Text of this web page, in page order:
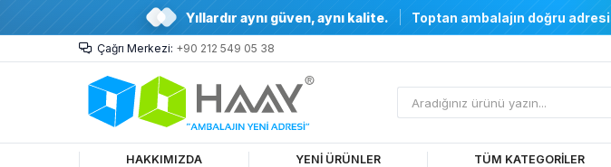
Yıllardır aynı güven, aynı kalite. Toptan ambalajın doğru adresi
Çağrı Merkezi: +90 212 549 05 38
HAKKIMIZDA YENİ ÜRÜNLER TÜM KATEGORİLER